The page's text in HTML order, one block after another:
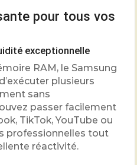
pour tous vos
exceptionnelle
RAM, le Samsung
plusieurs
sans
passer facilement
TikTok, YouTube ou
professionnelles tout
réactivité.